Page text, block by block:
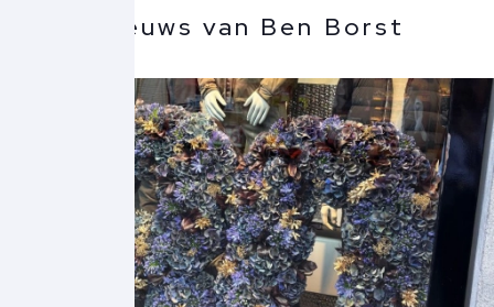
Meer nieuws van Ben Borst